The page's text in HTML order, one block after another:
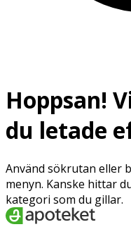
Hoppsan!
du letade
Använd sökrutan eller
menyn. Kanske hittar
kategori som du gillar.